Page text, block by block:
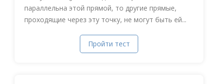
параллельна этой прямой, то другие прямые,
проходящие через эту точку, не могут быть ей...
Пройти тест